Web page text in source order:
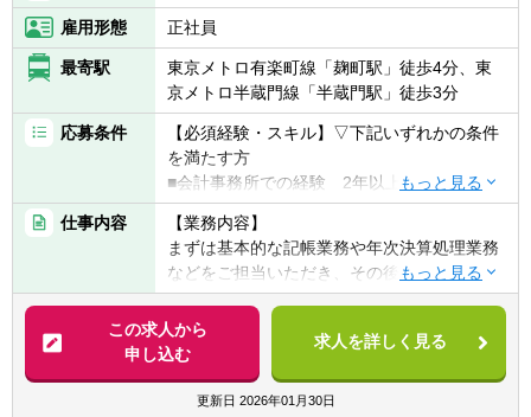
アントと関わるため、幅広い業務を経験でき
ます。特に上場会社でしか経験できないよう
な業務も経験できることは魅力的です。ま
た、事例やノウハウを個人・社内に蓄積する
こともできます。
■お客様との距離も近いため、直接反応をう
かがうことができ、やりがいを感じることが
できます。
■裁量が大きく、経験が浅くても、様々な業
務に挑戦できるので、成長スピードは速いで
す。
【業務のやりがい・魅力】
■上場会社や上場準備会社など幅広いクライ
アントと関わる中で、事例やノウハウを個
人・社内に蓄積することができます。日本全
体の株式会社のうち上場企業は0.2％ほどと言
われており、上場企業の経理や会計に携わる
ことができることは貴重な経験となります。
■大小様々な規模の企業や個人事業主もクラ
イアントとなるため、幅広い経験ができま
す。
■『税務・会計のプロ』として、一般的な税
務・会計業務以外にもM&Aや組織再編、事業
再生、IPO支援等でも多数の実績を残してお
り、豊富なラインナップでクライアントの課
題解決を提案しております。
■業界や業務に特化していないからこそ、
雇用形態 正社員
最寄駅
東京メトロ有楽町線「麹町駅」徒歩4分、東
京メトロ半蔵門線「半蔵門駅」徒歩3分
応募条件
【必須経験・スキル】▽下記いずれかの条件
を満たす方
■会計事務所での経験 2年以上
■事業会社での経理経験 3年以上
※業界未経験でも経理経験があればOK！
※上記の経験があり、税理士や公認会計士の
資格をめざしたい方大歓迎！
【歓迎経験・スキル】
■税理士・公認会計士の資格を取得し、これ
仕事内容
【業務内容】
まずは基本的な記帳業務や年次決算処理業務
などをご担当いただき、その後、コンサルテ
ィング業務にも徐々に関わっていただきま
す。
ご自身のご希望や会社の状況でご担当いただ
く業務内容は決定しますが、会計・税務問わ
ず幅広く業務を経験することができます。
この求人から
申し込む
求人を詳しく見る
更新日 2026年01月30日